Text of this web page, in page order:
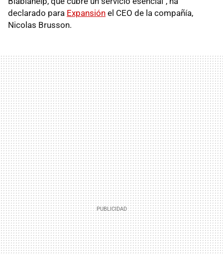
declarado para Expansión el CEO de la compañía,
Nicolas Brusson.